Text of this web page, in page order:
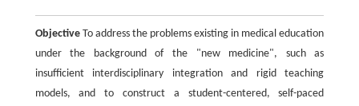
ObjectiveTo address the problems existing in medical education
under the background of the "new medicine", such as
insufficient interdisciplinary integration and rigid teaching
models, and to construct a student-centered, self-paced